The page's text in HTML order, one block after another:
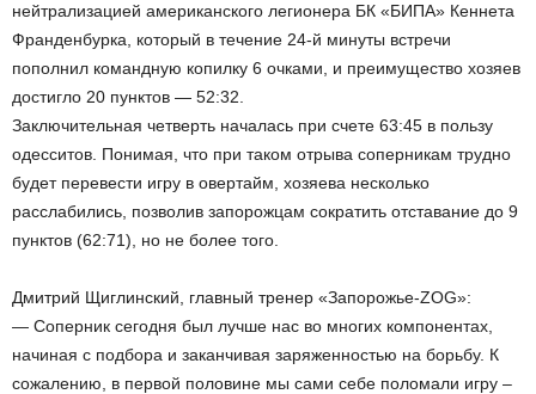
нейтрализацией американского легионера БК «БИПА» Кеннета
Франденбурка, который в течение 24-й минуты встречи
пополнил командную копилку 6 очками, и преимущество хозяев
достигло 20 пунктов — 52:32.
Заключительная четверть началась при счете 63:45 в пользу
одесситов. Понимая, что при таком отрыва соперникам трудно
будет перевести игру в овертайм, хозяева несколько
расслабились, позволив запорожцам сократить отставание до 9
пунктов (62:71), но не более того.
Дмитрий Щиглинский, главный тренер «Запорожье-ZOG»:
— Соперник сегодня был лучше нас во многих компонентах,
начиная с подбора и заканчивая заряженностью на борьбу. К
сожалению, в первой половине мы сами себе поломали игру –